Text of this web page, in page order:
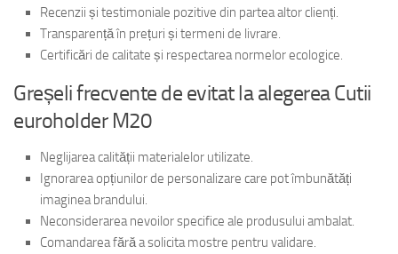
Recenzii și testimoniale pozitive din partea altor clienți.
Transparență în prețuri și termeni de livrare.
Certificări de calitate și respectarea normelor ecologice.
Greșeli frecvente de evitat la alegerea Cutii
euroholder M20
Neglijarea calității materialelor utilizate.
Ignorarea opțiunilor de personalizare care pot îmbunătăți
imaginea brandului.
Neconsiderarea nevoilor specifice ale produsului ambalat.
Comandarea fără a solicita mostre pentru validare.